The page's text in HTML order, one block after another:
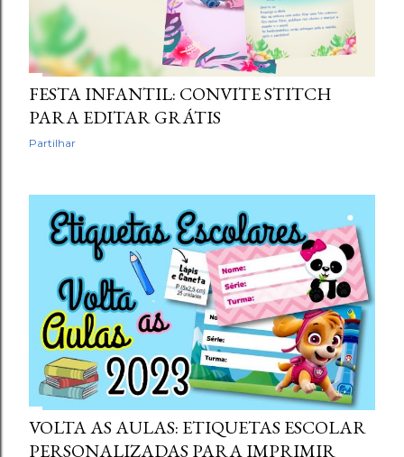
FESTA INFANTIL: CONVITE STITCH
PARA EDITAR GRÁTIS
Partilhar
VOLTA AS AULAS: ETIQUETAS ESCOLAR
PERSONALIZADAS PARA IMPRIMIR